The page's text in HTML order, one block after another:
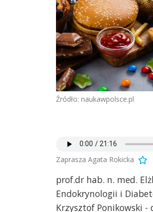
Źródło: naukawpolsce.pl
Zaprasza Agata Rokicka
prof.dr hab. n. med.
Endokrynologii i
Krzysztof Ponikowski -